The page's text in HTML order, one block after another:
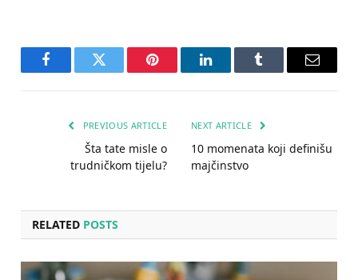
FacebookTwitter Pinterest LinkedInTumblr Email
PREVIOUS ARTICLE
Šta tate misle o
trudničkom tijelu?
NEXT ARTICLE
10 momenata koji definišu
majčinstvo
RELATED POSTS